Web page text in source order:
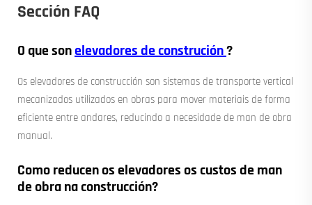
Sección FAQ
O que sonelevadores de construción?
Os elevadores de construcción son sistemas de transporte vertical
mecanizados utilizados en obras para mover materiais de forma
eficiente entre andares, reducindo a necesidade de man de obra
manual.
Como reducen os elevadores os custos de man
de obra na construcción?